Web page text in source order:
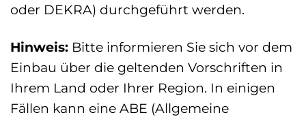
oder DEKRA) durchgeführt werden.
Hinweis: Bitte informieren Sie sich vor dem
Einbau über die geltenden Vorschriften in
Ihrem Land oder Ihrer Region. In einigen
Fällen kann eine ABE (Allgemeine